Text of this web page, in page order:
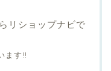
リショップナビで
ます!!